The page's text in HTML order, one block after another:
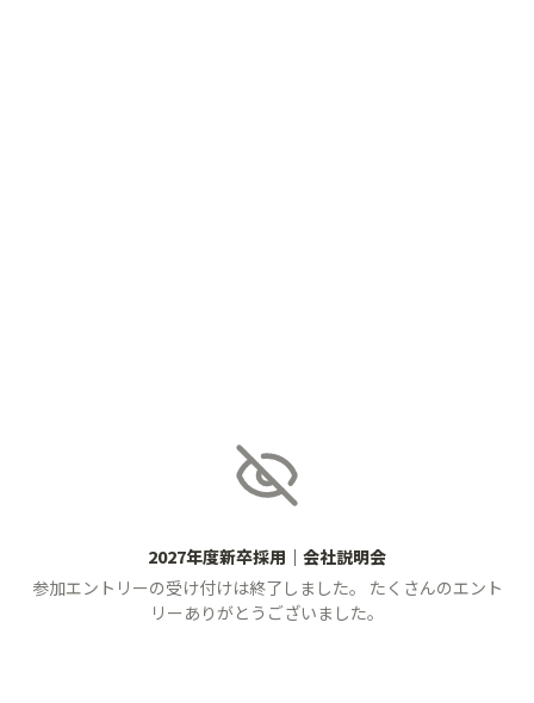
2027年度新卒採用｜会社説明会
参加エントリーの受け付けは終了しました。 たくさんのエント
リーありがとうございました。